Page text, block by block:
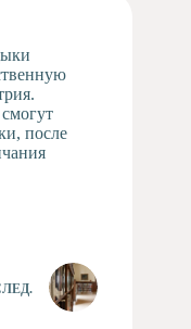
после